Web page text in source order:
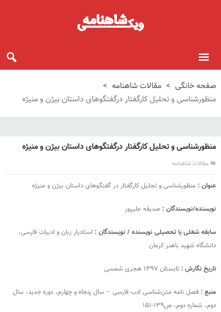
صفحه خانگی > مقالات شاهنامه >
منظورشناسی و تحلیل کار‌گفتار درگفتگو‌های داستان بیژن و منیژه
منظورشناسی و تحلیل کار‌گفتار درگفتگو‌های داستان بیژن و منیژه
مقالات شاهنامه
عنوان : منظورشناسی و تجلیل کار‌گفتار در گفتگو‌های داستان بیژن و منیژه
نویسنده/نویسند‌گان : صدیقه علیپور
سابقه شغلی یا تحصیلی نویسنده / نویسندگان : استادیار زبان و ادبیات فارسی،
دانشگاه شهید باهنر کرمان
تاریخ نگارش : تابستان ۱۳۹۷ هجری شمسی
منبع : فصل نامه متن‌شناسی ادب فارسی – سال پنجاه و چهارم، دوره جدید، سال
دوم، شماره دوم، ص۱۳۹-۱۵۱